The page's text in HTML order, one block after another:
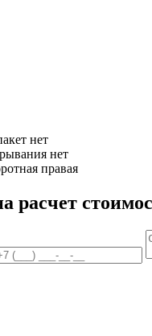
нет
нет
правая
расчет